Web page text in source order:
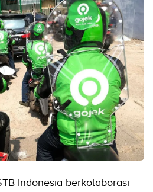
Indonesia berkolaborasi